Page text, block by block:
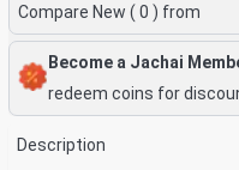
Compare New ( 0 ) from
Become a Jachai
redeem coins for
Description